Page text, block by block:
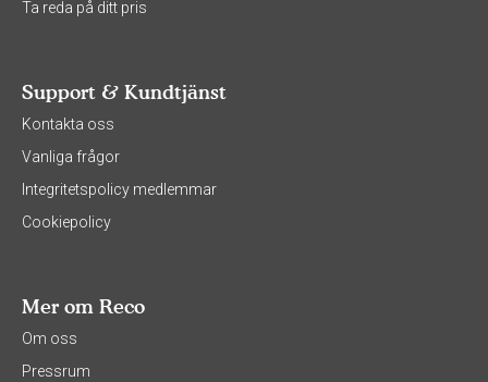
Ta reda på ditt pris
Support & Kundtjänst
Kontakta oss
Vanliga frågor
Integritetspolicy medlemmar
Cookiepolicy
Mer om Reco
Om oss
Pressrum